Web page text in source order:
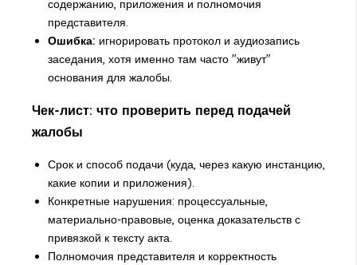
содержанию, приложения и полномочия
представителя.
Ошибка: игнорировать протокол и аудиозапись
заседания, хотя именно там часто "живут"
основания для жалобы.
Чек-лист: что проверить перед подачей
жалобы
Срок и способ подачи (куда, через какую инстанцию,
какие копии и приложения).
Конкретные нарушения: процессуальные,
материально-правовые, оценка доказательств с
привязкой к тексту акта.
Полномочия представителя и корректность